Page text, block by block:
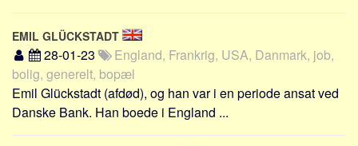
EMIL GLÜCKSTADT
28-01-23
England, Frankrig, USA, Danmark, job,
bolig, generelt, bopæl
Emil Glückstadt (afdød), og han var i en periode ansat ved
Danske Bank. Han boede i England ...